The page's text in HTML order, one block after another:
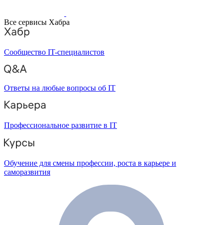
Все сервисы Хабра
Сообщество IT-специалистов
Ответы на любые вопросы об IT
Профессиональное развитие в IT
Обучение для смены профессии, роста в карьере и
саморазвития